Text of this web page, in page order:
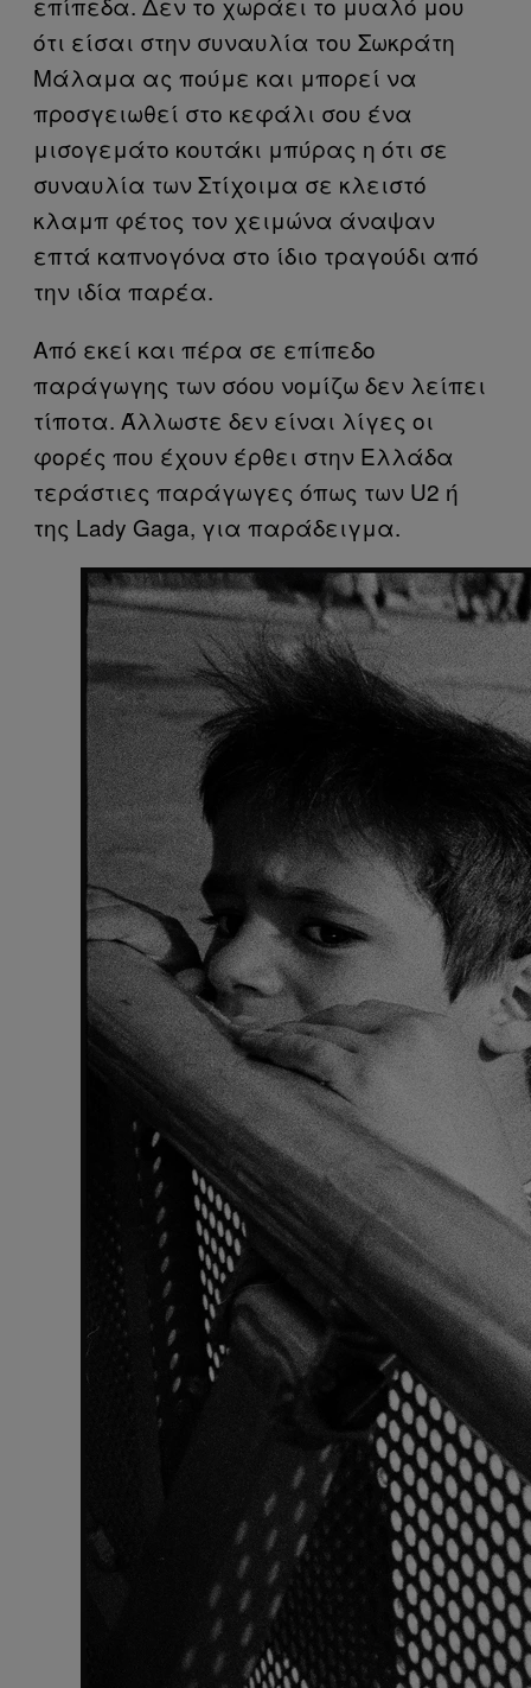
ότι είσαι στην συναυλία του Σωκράτη
Μάλαμα ας πούμε και μπορεί να
προσγειωθεί στο κεφάλι σου ένα
μισογεμάτο κουτάκι μπύρας η ότι σε
συναυλία των Στίχοιμα σε κλειστό
κλαμπ φέτος τον χειμώνα άναψαν
επτά καπνογόνα στο ίδιο τραγούδι από
την ιδία παρέα.
Από εκεί και πέρα σε επίπεδο
παράγωγης των σόου νομίζω δεν λείπει
τίποτα. Άλλωστε δεν είναι λίγες οι
φορές που έχουν έρθει στην Ελλάδα
τεράστιες παράγωγες όπως των U2 ή
της Lady Gaga, για παράδειγμα.